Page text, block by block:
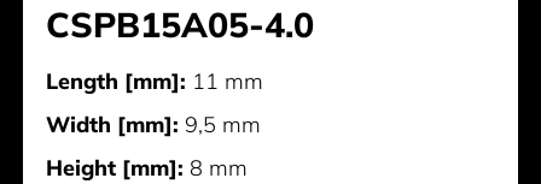
CSPB15A05-4.0
Length [mm]: 11 mm
Width [mm]: 9,5 mm
Height [mm]: 8 mm